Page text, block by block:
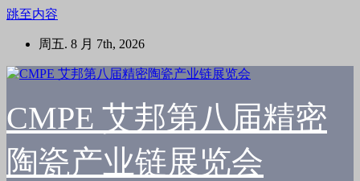
跳至内容
周五. 8 月 7th, 2026
CMPE 艾邦第八届精密
陶瓷产业链展览会